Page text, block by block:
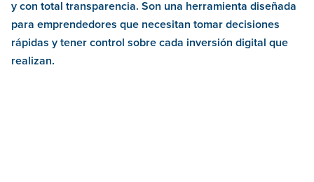
y con total transparencia. Son una herramienta diseñada
para emprendedores que necesitan tomar decisiones
rápidas y tener control sobre cada inversión digital que
realizan.